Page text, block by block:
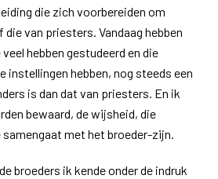
die zich voorbereiden om
van priesters. Vandaag hebben
hebben gestudeerd en die
instellingen hebben, nog steeds een
is dan dat van priesters. En ik
bewaard, de wijsheid, die
met het broeder-zijn.
broeders ik kende onder de indruk